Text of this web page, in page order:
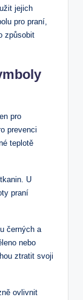
jejich
pro praní,
způsobit
pro
prevenci
teplotě
U
praní
černých a
nebo
ztratit svoji
ovlivnit